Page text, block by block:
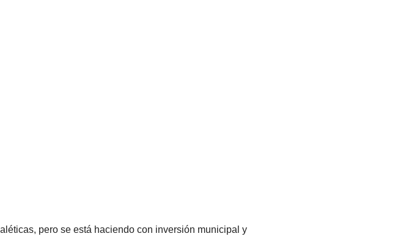
pero se está haciendo con inversión municipal y